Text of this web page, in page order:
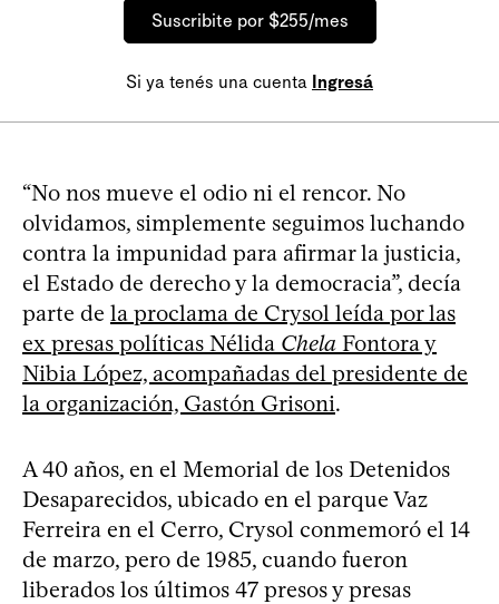
Suscribite por $255/mes
Si ya tenés una cuenta Ingresá
“No nos mueve el odio ni el rencor. No
olvidamos, simplemente seguimos luchando
contra la impunidad para afirmar la justicia,
el Estado de derecho y la democracia”, decía
parte de la proclama de Crysol leída por las
ex presas políticas Nélida Chela Fontora y
Nibia López, acompañadas del presidente de
la organización, Gastón Grisoni.
A 40 años, en el Memorial de los Detenidos
Desaparecidos, ubicado en el parque Vaz
Ferreira en el Cerro, Crysol conmemoró el 14
de marzo, pero de 1985, cuando fueron
liberados los últimos 47 presos y presas